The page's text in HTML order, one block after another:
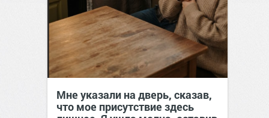
Мне указали на дверь, сказав,
что мое присутствие здесь